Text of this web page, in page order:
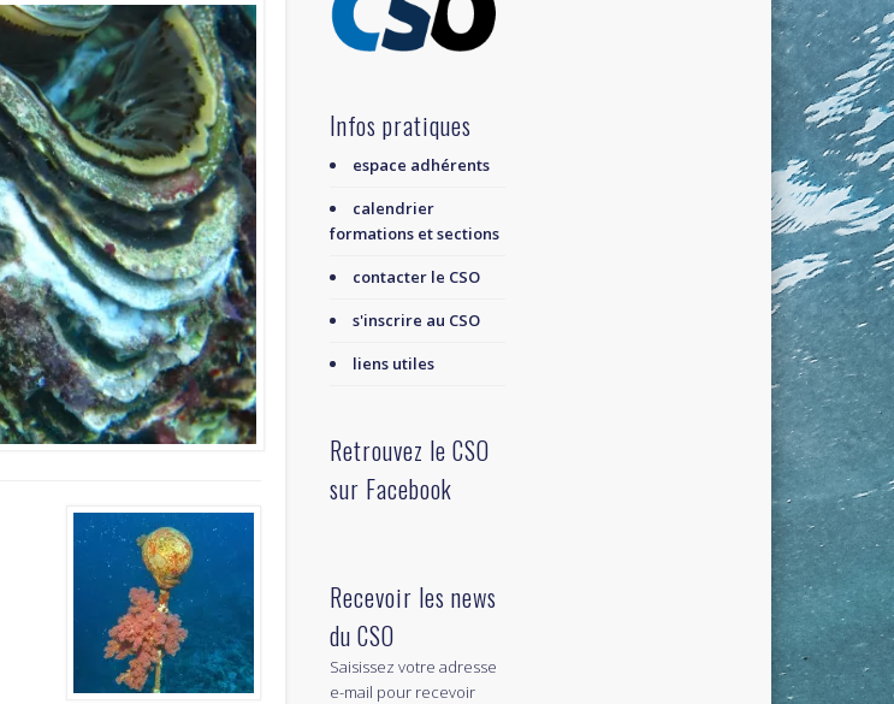
Infos pratiques
espace adhérents
calendrier
formations et sections
contacter le CSO
s'inscrire au CSO
liens utiles
Retrouvez le CSO
sur Facebook
Recevoir les news
du CSO
Saisissez votre adresse
e-mail pour recevoir